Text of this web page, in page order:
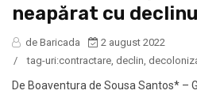
neapărat cu
de Baricada
2 august 2022
/
tag-uri:contractare, declin,
De Boaventura de Sousa Santos* –